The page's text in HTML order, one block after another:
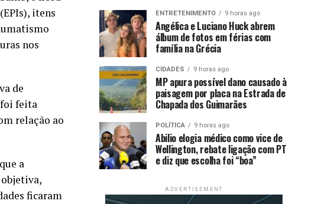
itens
nos
de
foi feita
relação ao
a
ficaram
ENTRETENIMENTO 9 horas ago
Angélica e Luciano Huck abrem
álbum de fotos em férias com
família na Grécia
CIDADES 9 horas ago
MP apura possível dano causado à
paisagem por placa na Estrada de
Chapada dos Guimarães
POLÍTICA 9 horas ago
Abilio elogia médico como vice de
Wellington, rebate ligação com PT
e diz que escolha foi “boa”
ADVERTISEMENT